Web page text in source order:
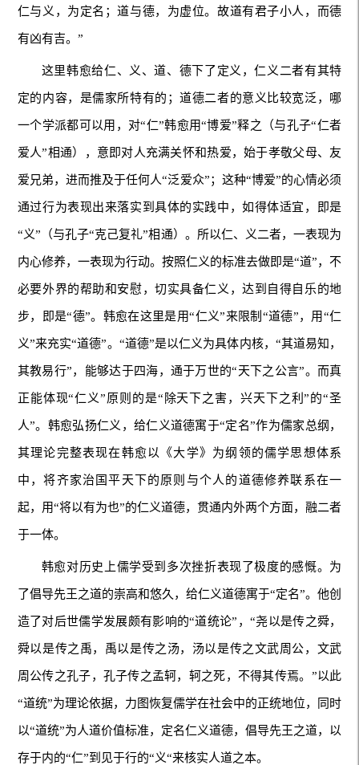
仁与义，为定名；道与德，为虚位。故道有君子小人，而德
有凶有吉。”
这里韩愈给仁、义、道、德下了定义，仁义二者有其特
定的内容，是儒家所特有的；道德二者的意义比较宽泛，哪
一个学派都可以用，对“仁”韩愈用“博爱”释之（与孔子“仁者
爱人”相通），意即对人充满关怀和热爱，始于孝敬父母、友
爱兄弟，进而推及于任何人“泛爱众”；这种“博爱”的心情必须
通过行为表现出来落实到具体的实践中，如得体适宜，即是
“义”（与孔子“克己复礼”相通）。所以仁、义二者，一表现为
内心修养，一表现为行动。按照仁义的标准去做即是“道”，不
必要外界的帮助和安慰，切实具备仁义，达到自得自乐的地
步，即是“德”。韩愈在这里是用“仁义”来限制“道德”，用“仁
义”来充实“道德”。“道德”是以仁义为具体内核，“其道易知，
其教易行”，能够达于四海，通于万世的“天下之公言”。而真
正能体现“仁义”原则的是“除天下之害，兴天下之利”的“圣
人”。韩愈弘扬仁义，给仁义道德寓于“定名”作为儒家总纲，
其理论完整表现在韩愈以《大学》为纲领的儒学思想体系
中，将齐家治国平天下的原则与个人的道德修养联系在一
起，用“将以有为也”的仁义道德，贯通内外两个方面，融二者
于一体。
韩愈对历史上儒学受到多次挫折表现了极度的感慨。为
了倡导先王之道的崇高和悠久，给仁义道德寓于“定名”。他创
造了对后世儒学发展颇有影响的“道统论”，“尧以是传之舜，
舜以是传之禹，禹以是传之汤，汤以是传之文武周公，文武
周公传之孔子，孔子传之孟轲，轲之死，不得其传焉。”以此
“道统”为理论依据，力图恢复儒学在社会中的正统地位，同时
以“道统”为人道价值标准，定名仁义道德，倡导先王之道，以
存于内的“仁”到见于行的“义“来核实人道之本。